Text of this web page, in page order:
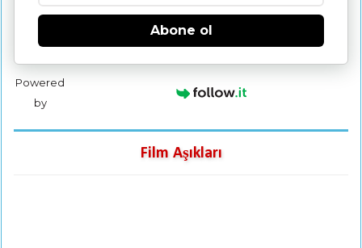
Abone ol
Powered
by
Film Aşıkları